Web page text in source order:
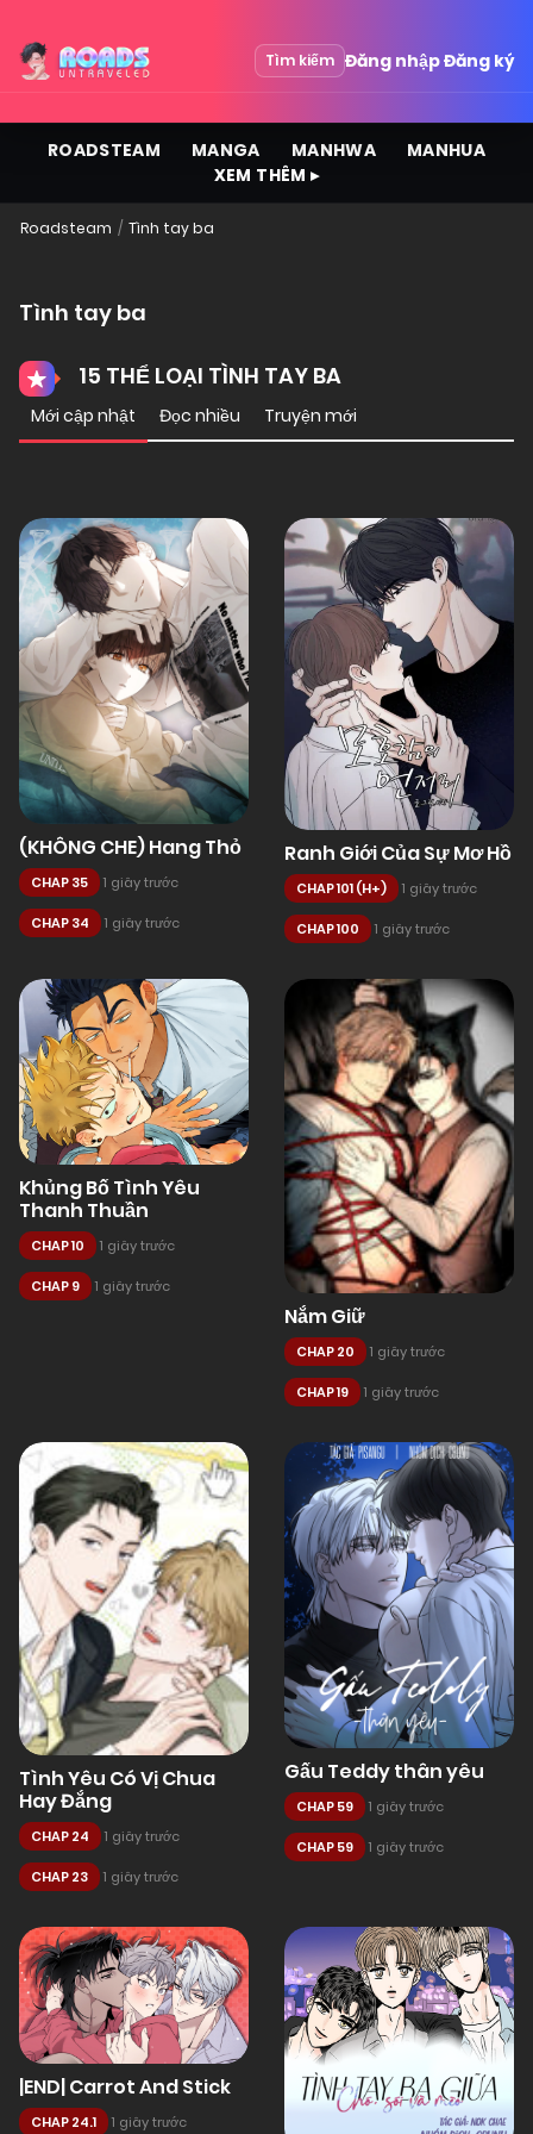
Tìm kiếm Đăng nhậpĐăng ký
ROADSTEAM MANGA MANHWA
MANHUA
XEM THÊM ▸
Roadsteam Tình tay ba
Tình tay ba
15 THỂ LOẠI TÌNH TAY BA
Mới cập nhật Đọc nhiều Truyện mới
(KHÔNG CHE) Hang Thỏ
CHAP 35 1 giây trước
CHAP 34 1 giây trước
Ranh Giới Của Sự Mơ Hồ
CHAP 101 (H+) 1 giây trước
CHAP 100 1 giây trước
Khủng Bố Tình Yêu
Thanh Thuần
CHAP 10 1 giây trước
CHAP 9 1 giây trước
Nắm Giữ
CHAP 20 1 giây trước
CHAP 19 1 giây trước
Tình Yêu Có Vị Chua
Hay Đắng
CHAP 24 1 giây trước
CHAP 23 1 giây trước
Gấu Teddy thân yêu
CHAP 59 1 giây trước
CHAP 59 1 giây trước
|END| Carrot And Stick
CHAP 24.1 1 giây trước